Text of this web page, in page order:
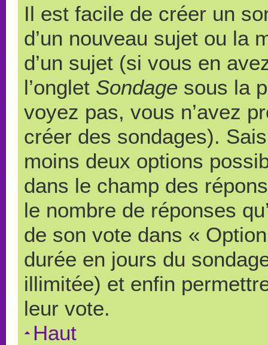
Il est facile de créer un
d’un nouveau sujet ou la
d’un sujet (si vous en
l’onglet Sondage sous la
voyez pas, vous n’avez
créer des sondages).
moins deux options
dans le champ des
le nombre de réponses
de son vote dans «
durée en jours du
illimitée) et enfin
leur vote.
Haut